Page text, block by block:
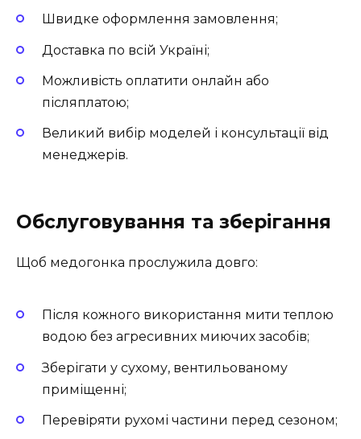
Швидке оформлення замовлення;
Доставка по всій Україні;
Можливість оплатити онлайн або
післяплатою;
Великий вибір моделей і консультації від
менеджерів.
Обслуговування та зберігання
Щоб медогонка прослужила довго:
Після кожного використання мити теплою
водою без агресивних миючих засобів;
Зберігати у сухому, вентильованому
приміщенні;
Перевіряти рухомі частини перед сезоном;